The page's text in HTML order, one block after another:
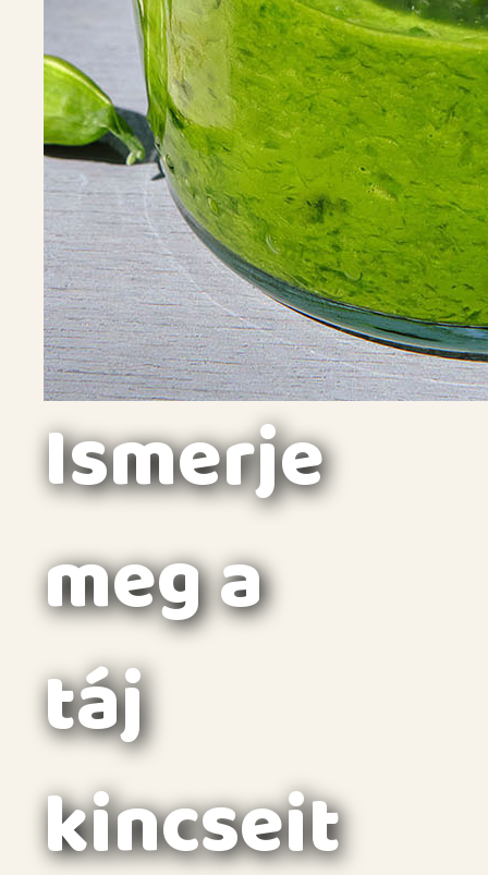
Ismerje
meg a
táj
kincseit